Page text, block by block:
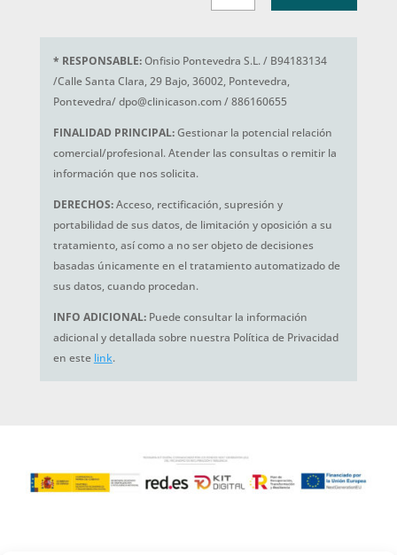
* RESPONSABLE:Onfisio Pontevedra S.L. / B94183134
/Calle Santa Clara, 29 Bajo, 36002, Pontevedra,
Pontevedra/ dpo@clinicason.com / 886160655
FINALIDAD PRINCIPAL:Gestionar la potencial relación
comercial/profesional. Atender las consultas o remitir la
información que nos solicita.
DERECHOS:Acceso, rectificación, supresión y
portabilidad de sus datos, de limitación y oposición a su
tratamiento, así como a no ser objeto de decisiones
basadas únicamente en el tratamiento automatizado de
sus datos, cuando procedan.
INFO ADICIONAL: Puede consultar la información
adicional y detallada sobre nuestra Política de Privacidad
en este link.